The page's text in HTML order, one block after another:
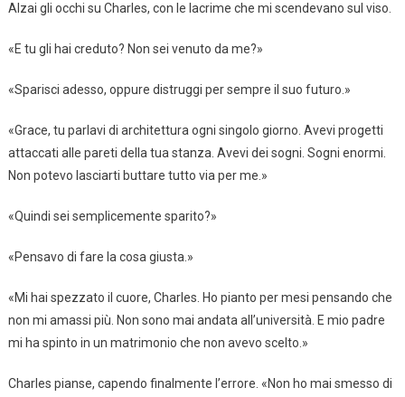
Alzai gli occhi su Charles, con le lacrime che mi scendevano sul viso.
«E tu gli hai creduto? Non sei venuto da me?»
«Sparisci adesso, oppure distruggi per sempre il suo futuro.»
«Grace, tu parlavi di architettura ogni singolo giorno. Avevi progetti
attaccati alle pareti della tua stanza. Avevi dei sogni. Sogni enormi.
Non potevo lasciarti buttare tutto via per me.»
«Quindi sei semplicemente sparito?»
«Pensavo di fare la cosa giusta.»
«Mi hai spezzato il cuore, Charles. Ho pianto per mesi pensando che
non mi amassi più. Non sono mai andata all’università. E mio padre
mi ha spinto in un matrimonio che non avevo scelto.»
Charles pianse, capendo finalmente l’errore. «Non ho mai smesso di